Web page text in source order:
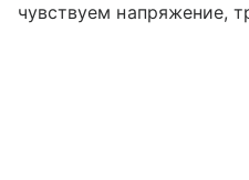
чувствуем напряжение,